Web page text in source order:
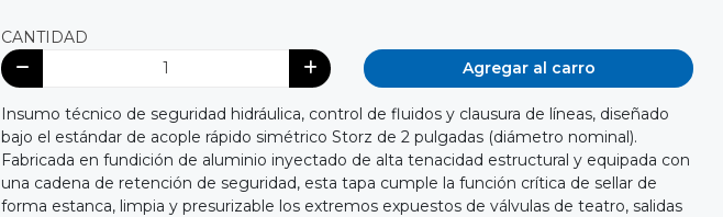
CANTIDAD
Agregar al carro
Insumo técnico de seguridad hidráulica, control de fluidos y clausura de líneas, diseñado
bajo el estándar de acople rápido simétrico Storz de 2 pulgadas (diámetro nominal).
Fabricada en fundición de aluminio inyectado de alta tenacidad estructural y equipada con
una cadena de retención de seguridad, esta tapa cumple la función crítica de sellar de
forma estanca, limpia y presurizable los extremos expuestos de válvulas de teatro, salidas